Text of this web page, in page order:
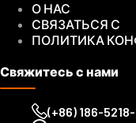
О НАС
СВЯЗАТЬСЯ С
ПОЛИТИКА
Свяжитесь с нами
(+86) 186-